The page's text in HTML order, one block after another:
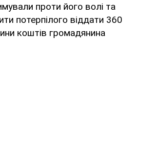
проти його волі та
потерпілого віддати 360
коштів громадянина